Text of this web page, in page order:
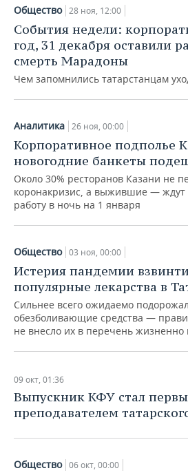
Общество 28 ноя, 12:00
События недели:
год, 31 декабря оставили
смерть Марадоны
Чем запомнились татарстанцам
Аналитика 26 ноя, 00:00
Корпоративное подполье
новогодние банкеты
Около 30% ресторанов Казани не
коронакризис, а выжившие —
работу в ночь на 1 января
Общество 03 ноя, 00:00
Истерия пандемии
популярные лекарства в
Сильнее всего ожидаемо
обезболивающие средства —
не внесло их в перечень жизненно
09 окт, 01:36
Выпускник КФУ стал
преподавателем
Общество 06 окт, 00:00